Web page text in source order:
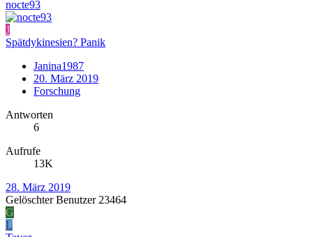
nocte93
J
Spätdykinesien? Panik
Janina1987
20. März 2019
Forschung
Antworten
6
Aufrufe
13K
28. März 2019
Gelöschter Benutzer 23464
G
L